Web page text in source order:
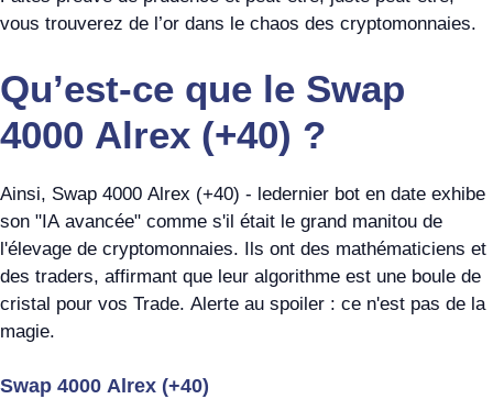
vous trouverez de l’or dans le chaos des cryptomonnaies.
Qu’est-ce que le Swap
4000 Alrex (+40) ?
Ainsi, Swap 4000 Alrex (+40) - ledernier bot en date exhibe
son "IA avancée" comme s'il était le grand manitou de
l'élevage de cryptomonnaies. Ils ont des mathématiciens et
des traders, affirmant que leur algorithme est une boule de
cristal pour vos Trade. Alerte au spoiler : ce n'est pas de la
magie.
Swap 4000 Alrex (+40)